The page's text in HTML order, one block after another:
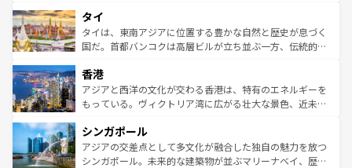
リティに包まれながら、韓国の多彩な魅力を心ゆくまで味
わってみてほしい。 なお、新着の韓国情報はコンテンツ一
覧を参照してほしい。
急速な発展と共に伝統が息づく。ハノイの古い町並みやホ
ーチミン市のフランス統治時代の建物も、独特の雰囲気を
醸し出している。また、バラエティの豊かさとおいしさで
とつ。フォーやバインミー、ベトナムコーヒーなどは、ぜ
ひ現地で味わいたい。どの地域を訪れてもあたたかい人々
が旅行者を迎えてくれるので、きっと忘れられない旅にな
参照してほしい。
タイ
タイは、東南アジアに位置する豊かな自然と歴史が息づく
国だ。首都バンコクは高層ビルが立ち並ぶ一方、伝統的な
の活気が交差している。北部ではチェンマイなどの山岳地
帯で自然と触れ合い、南部ではプーケットやクラビの美し
いビーチでリゾート気分を楽しむことができる。タイ料理
激する。気候は一年中温暖で、どの季節にも異なる楽しみ
が待っている。親しみやすいタイの人々、仏教を中心とし
た文化、そして多様な観光資源が、訪れる旅人を魅了し続
香港
アジアと西洋の文化が交わる香港は、特有のエネルギーを
もっている。ヴィクトリア湾に広がる壮大な景色、近未来
み、どこを訪れても感動するはず。観光スポットが密集し
ており、効率よく見どころを回れるのも魅力。息をのむよ
うな絶景から文化的な体験まで、香港を存分に楽しみ尽く
シンガポール
アジアの交差点として多文化が融合した独自の魅力を放つ
シンガポール。未来的な建築物が並ぶマリーナベイ、歴史